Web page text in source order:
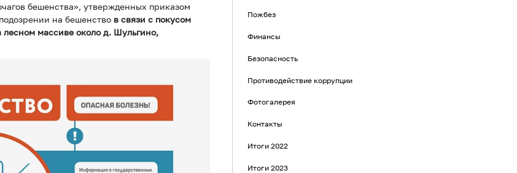
бешенства», утвержденных приказом
на бешенство в связи с покусом
лесном массиве около д. Шульгино,
Пожбез
Финансы
Безопасность
Противодействие коррупции
Фотогалерея
Контакты
Итоги 2022
Итоги 2023